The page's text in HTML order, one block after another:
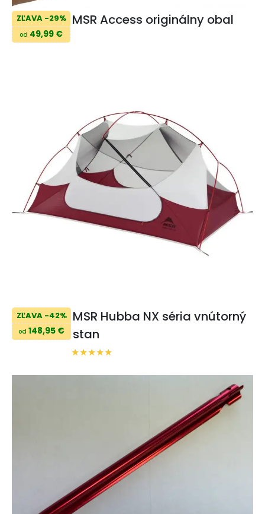
ZĽAVA -29%
od 49,99 €
MSR Access originálny obal
ZĽAVA -42%
od 148,95 €
MSR Hubba NX séria vnútorný
stan